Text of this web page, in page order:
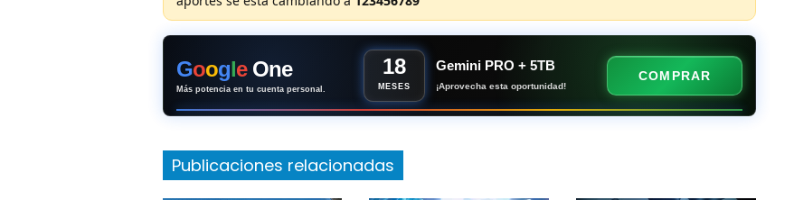
Google One
Más potencia en tu cuenta personal.
18
MESES
Gemini PRO + 5TB
¡Aprovecha esta oportunidad!
COMPRAR
Publicaciones relacionadas